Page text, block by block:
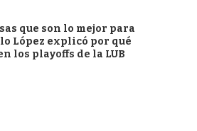
que son lo mejor para
López explicó por qué
los playoffs de la LUB